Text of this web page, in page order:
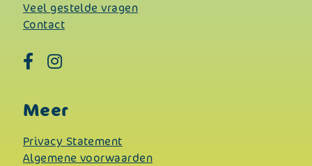
Veel gestelde vragen
Contact
Meer
Privacy Statement
Algemene voorwaarden